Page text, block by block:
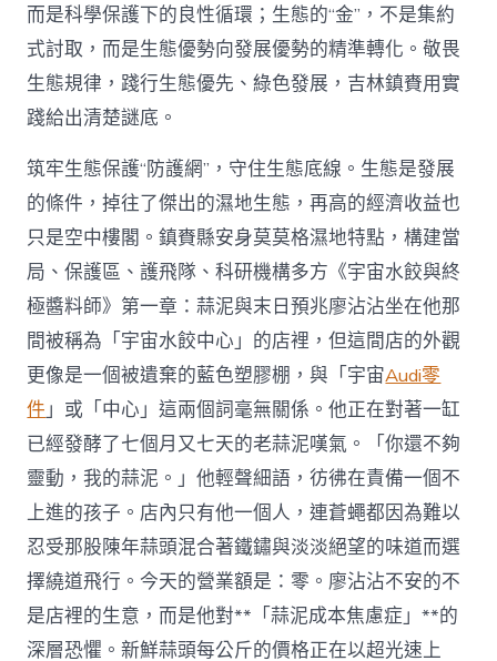
而是科學保護下的良性循環；生態的“金”，不是集約
式討取，而是生態優勢向發展優勢的精準轉化。敬畏
生態規律，踐行生態優先、綠色發展，吉林鎮賚用實
踐給出清楚謎底。
筑牢生態保護“防護網”，守住生態底線。生態是發展
的條件，掉往了傑出的濕地生態，再高的經濟收益也
只是空中樓閣。鎮賚縣安身莫莫格濕地特點，構建當
局、保護區、護飛隊、科研機構多方《宇宙水餃與終
極醬料師》第一章：蒜泥與末日預兆廖沾沾坐在他那
間被稱為「宇宙水餃中心」的店裡，但這間店的外觀
更像是一個被遺棄的藍色塑膠棚，與「宇宙Audi零
件」或「中心」這兩個詞毫無關係。他正在對著一缸
已經發酵了七個月又七天的老蒜泥嘆氣。「你還不夠
靈動，我的蒜泥。」他輕聲細語，彷彿在責備一個不
上進的孩子。店內只有他一個人，連蒼蠅都因為難以
忍受那股陳年蒜頭混合著鐵鏽與淡淡絕望的味道而選
擇繞道飛行。今天的營業額是：零。廖沾沾不安的不
是店裡的生意，而是他對**「蒜泥成本焦慮症」**的
深層恐懼。新鮮蒜頭每公斤的價格正在以超光速上